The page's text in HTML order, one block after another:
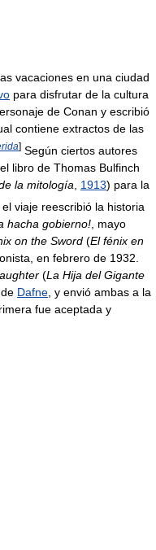
vacaciones en una ciudad
para disfrutar de la cultura
de Conan y escribió
contiene extractos de las
] Según ciertos autores
libro de Thomas Bulfinch
la mitología 1913) para la
el viaje reescribió la historia
hacha gobierno! , mayo
on the Sword (El fénix en
en febrero de 1932.
(La Hija del Gigante
de Dafne , y envió ambas a la
fue aceptada y